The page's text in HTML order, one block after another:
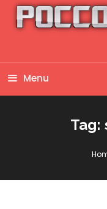
Menu
Tag: